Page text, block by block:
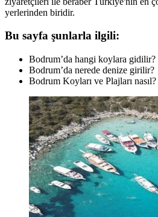
yerlerinden biridir.
Bu sayfa şunlarla ilgili:
Bodrum’da hangi koylara gidilir?
Bodrum’da nerede denize girilir?
Bodrum Koyları ve Plajları nasıl?